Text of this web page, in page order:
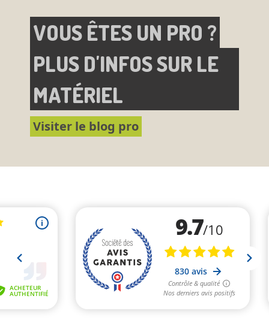
VOUS ÊTES UN PRO ?
PLUS D'INFOS SUR LE
MATÉRIEL
Visiter le blog pro